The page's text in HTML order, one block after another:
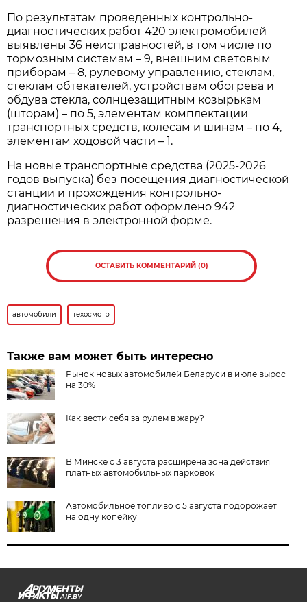
По результатам проведенных контрольно-
диагностических работ 420 электромобилей
выявлены 36 неисправностей, в том числе по
тормозным системам – 9, внешним световым
приборам – 8, рулевому управлению, стеклам,
стеклам обтекателей, устройствам обогрева и
обдува стекла, солнцезащитным козырькам
(шторам) – по 5, элементам комплектации
транспортных средств, колесам и шинам – по 4,
элементам ходовой части – 1.
На новые транспортные средства (2025-2026
годов выпуска) без посещения диагностической
станции и прохождения контрольно-
диагностических работ оформлено 942
разрешения в электронной форме.
ОСТАВИТЬ КОММЕНТАРИЙ (0)
автомобили техосмотр
Также вам может быть интересно
Рынок новых автомобилей Беларуси в июле вырос
на 30%
Как вести себя за рулем в жару?
В Минске с 3 августа расширена зона действия
платных автомобильных парковок
Автомобильное топливо с 5 августа подорожает
на одну копейку
AIF.BY